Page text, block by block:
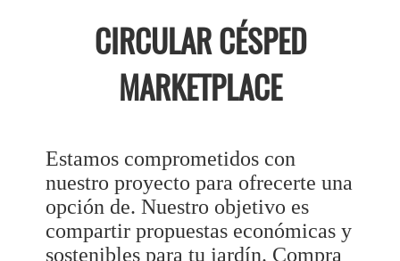
CIRCULAR CÉSPED
MARKETPLACE
Estamos comprometidos con
nuestro proyecto para ofrecerte una
opción de. Nuestro objetivo es
compartir propuestas económicas y
sostenibles para tu jardín. Compra